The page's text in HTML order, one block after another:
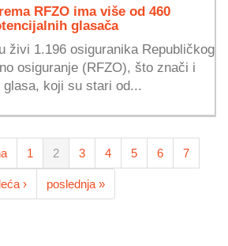
RFZO ima više od 460
glasača
živi 1.196 osiguranika Republičkog
osiguranje (RFZO), što znači i
glasa, koji su stari od...
1 2 3 4 5 6 7
› poslednja »